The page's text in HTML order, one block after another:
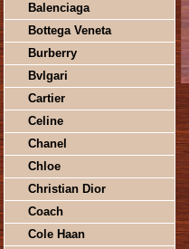
Balenciaga
Bottega Veneta
Burberry
Bvlgari
Cartier
Celine
Chanel
Chloe
Christian Dior
Coach
Cole Haan